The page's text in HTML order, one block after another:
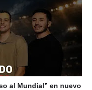
al Mundial” en nuevo